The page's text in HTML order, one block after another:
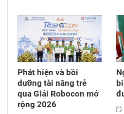
Phát hiện và bồi
dưỡng tài năng trẻ
qua Giải Robocon mở
rộng 2026